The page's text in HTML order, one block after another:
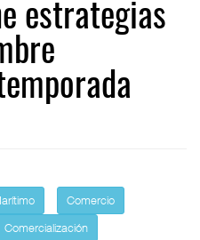
estrategias
Comercio
Comercialización